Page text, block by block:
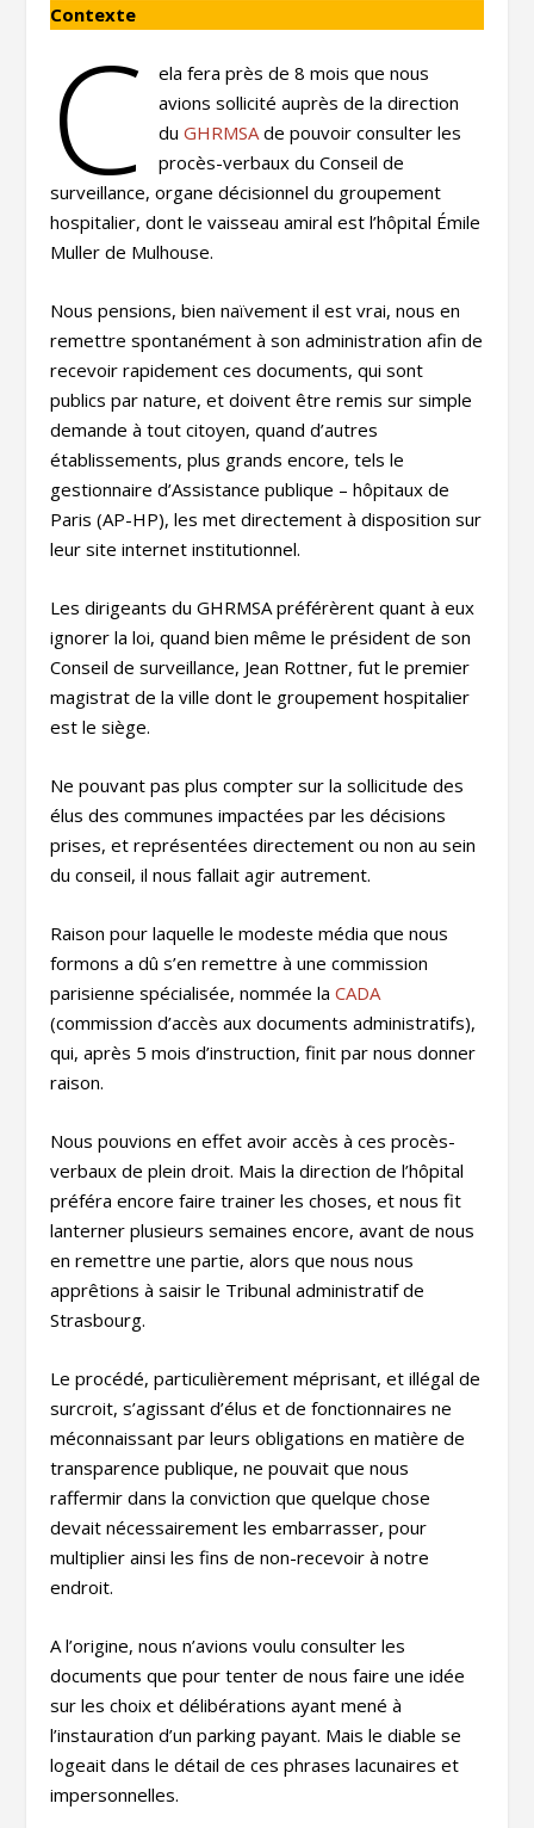
Contexte
C
ela fera près de 8 mois que nous
avions sollicité auprès de la direction
du GHRMSA de pouvoir consulter les
procès-verbaux du Conseil de
surveillance, organe décisionnel du groupement
hospitalier, dont le vaisseau amiral est l’hôpital Émile
Muller de Mulhouse.
Nous pensions, bien naïvement il est vrai, nous en
remettre spontanément à son administration afin de
recevoir rapidement ces documents, qui sont
publics par nature, et doivent être remis sur simple
demande à tout citoyen, quand d’autres
établissements, plus grands encore, tels le
gestionnaire d’Assistance publique – hôpitaux de
Paris (AP-HP), les met directement à disposition sur
leur site internet institutionnel.
Les dirigeants du GHRMSA préférèrent quant à eux
ignorer la loi, quand bien même le président de son
Conseil de surveillance, Jean Rottner, fut le premier
magistrat de la ville dont le groupement hospitalier
est le siège.
Ne pouvant pas plus compter sur la sollicitude des
élus des communes impactées par les décisions
prises, et représentées directement ou non au sein
du conseil, il nous fallait agir autrement.
Raison pour laquelle le modeste média que nous
formons a dû s’en remettre à une commission
parisienne spécialisée, nommée laCADA
(commission d’accès aux documents administratifs),
qui, après 5 mois d’instruction, finit par nous donner
raison.
Nous pouvions en effet avoir accès à ces procès-
verbaux de plein droit. Mais la direction de l’hôpital
préféra encore faire trainer les choses, et nous fit
lanterner plusieurs semaines encore, avant de nous
en remettre une partie, alors que nous nous
apprêtions à saisir le Tribunal administratif de
Strasbourg.
Le procédé, particulièrement méprisant, et illégal de
surcroit, s’agissant d’élus et de fonctionnaires ne
méconnaissant par leurs obligations en matière de
transparence publique, ne pouvait que nous
raffermir dans la conviction que quelque chose
devait nécessairement les embarrasser, pour
multiplier ainsi les fins de non-recevoir à notre
endroit.
A l’origine, nous n’avions voulu consulter les
documents que pour tenter de nous faire une idée
sur les choix et délibérations ayant mené à
l’instauration d’un parking payant. Mais le diable se
logeait dans le détail de ces phrases lacunaires et
impersonnelles.